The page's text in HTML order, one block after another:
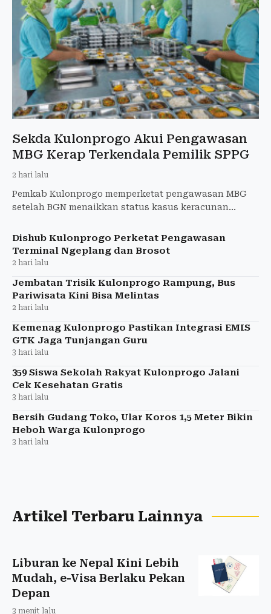
Sekda Kulonprogo Akui Pengawasan
MBG Kerap Terkendala Pemilik SPPG
2 hari lalu
Pemkab Kulonprogo memperketat pengawasan MBG
setelah BGN menaikkan status kasus keracunan
tantangan saat memerik
Dishub Kulonprogo Perketat Pengawasan
Terminal Ngeplang dan Brosot
2 hari lalu
Jembatan Trisik Kulonprogo Rampung, Bus
Pariwisata Kini Bisa Melintas
2 hari lalu
Kemenag Kulonprogo Pastikan Integrasi EMIS
GTK Jaga Tunjangan Guru
3 hari lalu
359 Siswa Sekolah Rakyat Kulonprogo Jalani
Cek Kesehatan Gratis
3 hari lalu
Bersih Gudang Toko, Ular Koros 1,5 Meter Bikin
Heboh Warga Kulonprogo
3 hari lalu
Artikel Terbaru Lainnya
Liburan ke Nepal Kini Lebih
Mudah, e-Visa Berlaku Pekan
Depan
3 menit lalu